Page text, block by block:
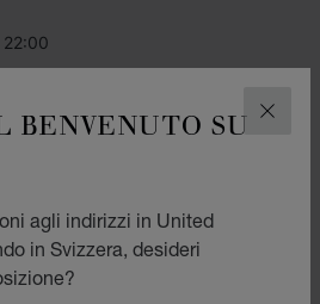
SU
agli indirizzi in United
in Svizzera, desideri